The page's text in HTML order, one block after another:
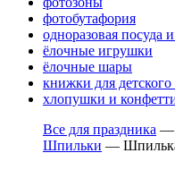
фотобутафория
одноразовая посуда
ёлочные игрушки
ёлочные шары
книжки для детского
хлопушки и
Все для праздника —
Шпильки —